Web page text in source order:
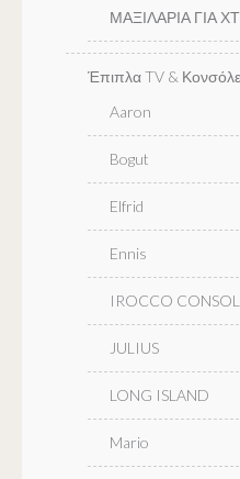
ΜΑΞΙΛΑΡΙΑ ΓΙΑ
Έπιπλα TV &
Aaron
Bogut
Elfrid
Ennis
IROCCO
JULIUS
LONG ISLAND
Mario